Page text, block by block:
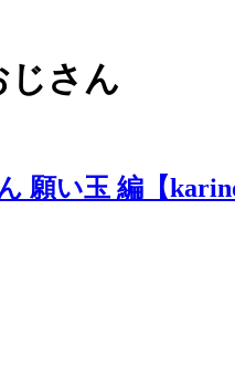
じさん
願い玉 編【